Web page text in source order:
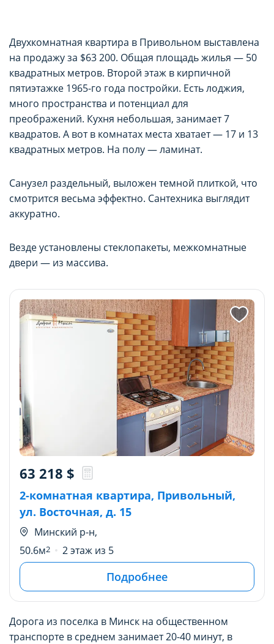
Двухкомнатная квартира в Привольном выставлена
на продажу за $63 200. Общая площадь жилья — 50
квадратных метров. Второй этаж в кирпичной
пятиэтажке 1965-го года постройки. Есть лоджия,
много пространства и потенциал для
преображений. Кухня небольшая, занимает 7
квадратов. А вот в комнатах места хватает — 17 и 13
квадратных метров. На полу — ламинат.
Санузел раздельный, выложен темной плиткой, что
смотрится весьма эффектно. Сантехника выглядит
аккуратно.
Везде установлены стеклопакеты, межкомнатные
двери — из массива.
2-комнатная квартира, Привольный,
ул. Восточная, д. 15
Минский р-н,
63 218 $
50.6м2 2 этаж из 5
Подробнее
Дорога из поселка в Минск на общественном
транспорте в среднем занимает 20-40 минут, в